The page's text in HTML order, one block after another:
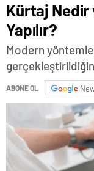
Kürtaj Nedir
Yapılır?
Modern
ABONE OL